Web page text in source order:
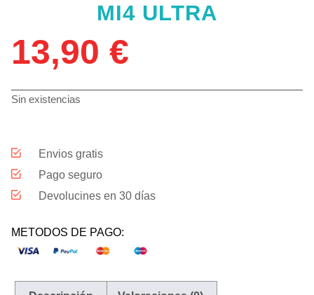
MI4 ULTRA
13,90 €
Sin existencias
Envios gratis
Pago seguro
Devolucines en 30 días
METODOS DE PAGO: